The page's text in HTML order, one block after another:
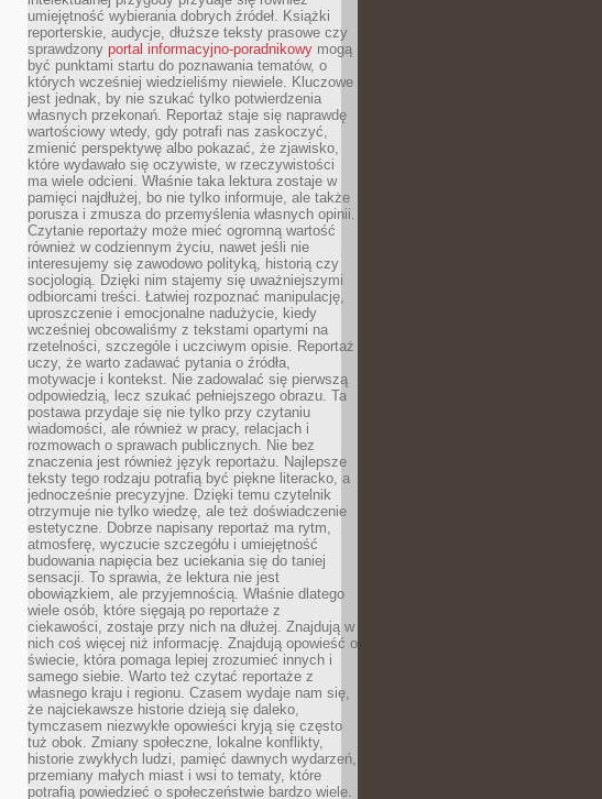
umiejętność wybierania dobrych źródeł. Książki
reporterskie, audycje, dłuższe teksty prasowe czy
sprawdzony portal informacyjno-poradnikowy mogą
być punktami startu do poznawania tematów, o
których wcześniej wiedzieliśmy niewiele. Kluczowe
jest jednak, by nie szukać tylko potwierdzenia
własnych przekonań. Reportaż staje się naprawdę
wartościowy wtedy, gdy potrafi nas zaskoczyć,
zmienić perspektywę albo pokazać, że zjawisko,
które wydawało się oczywiste, w rzeczywistości
ma wiele odcieni. Właśnie taka lektura zostaje w
pamięci najdłużej, bo nie tylko informuje, ale także
porusza i zmusza do przemyślenia własnych opinii.
Czytanie reportaży może mieć ogromną wartość
również w codziennym życiu, nawet jeśli nie
interesujemy się zawodowo polityką, historią czy
socjologią. Dzięki nim stajemy się uważniejszymi
odbiorcami treści. Łatwiej rozpoznać manipulację,
uproszczenie i emocjonalne nadużycie, kiedy
wcześniej obcowaliśmy z tekstami opartymi na
rzetelności, szczególe i uczciwym opisie. Reportaż
uczy, że warto zadawać pytania o źródła,
motywacje i kontekst. Nie zadowalać się pierwszą
odpowiedzią, lecz szukać pełniejszego obrazu. Ta
postawa przydaje się nie tylko przy czytaniu
wiadomości, ale również w pracy, relacjach i
rozmowach o sprawach publicznych. Nie bez
znaczenia jest również język reportażu. Najlepsze
teksty tego rodzaju potrafią być piękne literacko, a
jednocześnie precyzyjne. Dzięki temu czytelnik
otrzymuje nie tylko wiedzę, ale też doświadczenie
estetyczne. Dobrze napisany reportaż ma rytm,
atmosferę, wyczucie szczegółu i umiejętność
budowania napięcia bez uciekania się do taniej
sensacji. To sprawia, że lektura nie jest
obowiązkiem, ale przyjemnością. Właśnie dlatego
wiele osób, które sięgają po reportaże z
ciekawości, zostaje przy nich na dłużej. Znajdują w
nich coś więcej niż informację. Znajdują opowieść o
świecie, która pomaga lepiej zrozumieć innych i
samego siebie. Warto też czytać reportaże z
własnego kraju i regionu. Czasem wydaje nam się,
że najciekawsze historie dzieją się daleko,
tymczasem niezwykłe opowieści kryją się często
tuż obok. Zmiany społeczne, lokalne konflikty,
historie zwykłych ludzi, pamięć dawnych wydarzeń,
przemiany małych miast i wsi to tematy, które
potrafią powiedzieć o społeczeństwie bardzo wiele.